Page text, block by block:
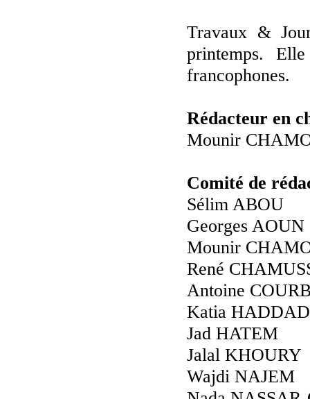
Travaux &
printemps.
francophones.
Rédacteur en
Mounir
Comité de
Sélim ABOU
Georges AOUN
Mounir
René
Antoine
Katia HADDAD
Jad HATEM
Jalal KHOURY
Wajdi NAJEM